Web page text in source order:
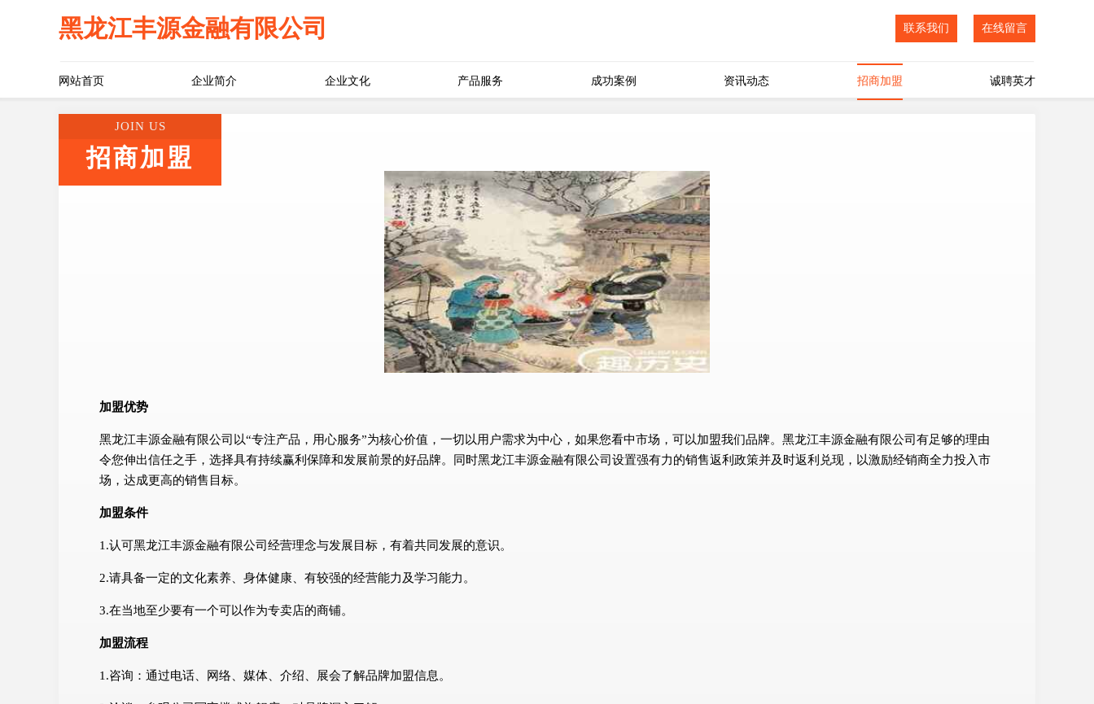
黑龙江丰源金融有限公司 联系我们 在线留言
网站首页 企业简介 企业文化 产品服务 成功案例 资讯动态 招商加盟 诚聘英才
JOIN US
招商加盟
加盟优势
黑龙江丰源金融有限公司以“专注产品，用心服务”为核心价值，一切以用户需求为中心，如果您看中市场，可以加盟我们品牌。黑龙江丰源金融有限公司有足够的理由
令您伸出信任之手，选择具有持续赢利保障和发展前景的好品牌。同时黑龙江丰源金融有限公司设置强有力的销售返利政策并及时返利兑现，以激励经销商全力投入市
场，达成更高的销售目标。
加盟条件
1.认可黑龙江丰源金融有限公司经营理念与发展目标，有着共同发展的意识。
2.请具备一定的文化素养、身体健康、有较强的经营能力及学习能力。
3.在当地至少要有一个可以作为专卖店的商铺。
加盟流程
1.咨询：通过电话、网络、媒体、介绍、展会了解品牌加盟信息。